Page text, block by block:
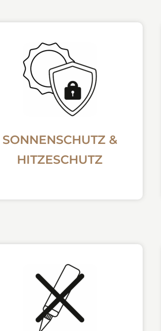
SONNENSCHUTZ &
HITZESCHUTZ